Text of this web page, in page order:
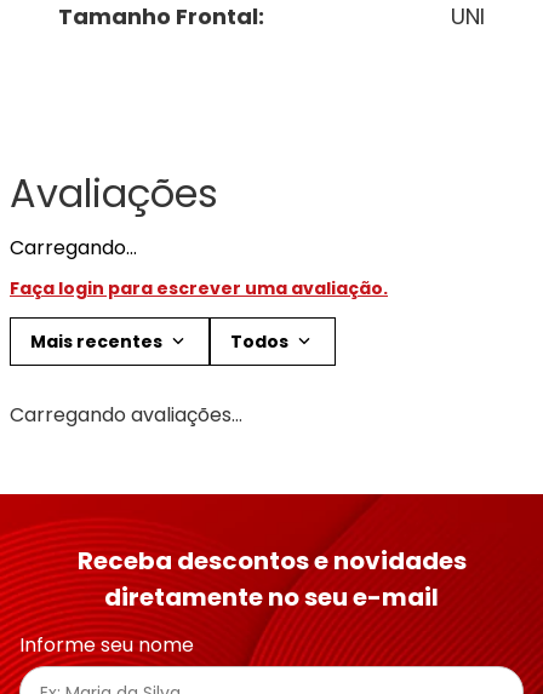
Tamanho Frontal: UNI
Avaliações
Carregando…
Faça login para escrever uma avaliação.
Mais recentes Todos
Carregando avaliações…
Receba descontos e novidades
diretamente no seu e-mail
Informe seu nome